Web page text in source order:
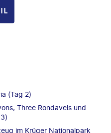
(Tag 2)
Three Rondavels und
im Krüger Nationalpark